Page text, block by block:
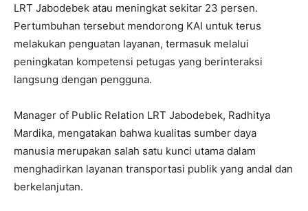
LRT Jabodebek atau meningkat sekitar 23 persen.
Pertumbuhan tersebut mendorong KAI untuk terus
melakukan penguatan layanan, termasuk melalui
peningkatan kompetensi petugas yang berinteraksi
langsung dengan pengguna.
Manager of Public Relation LRT Jabodebek, Radhitya
Mardika, mengatakan bahwa kualitas sumber daya
manusia merupakan salah satu kunci utama dalam
menghadirkan layanan transportasi publik yang andal dan
berkelanjutan.